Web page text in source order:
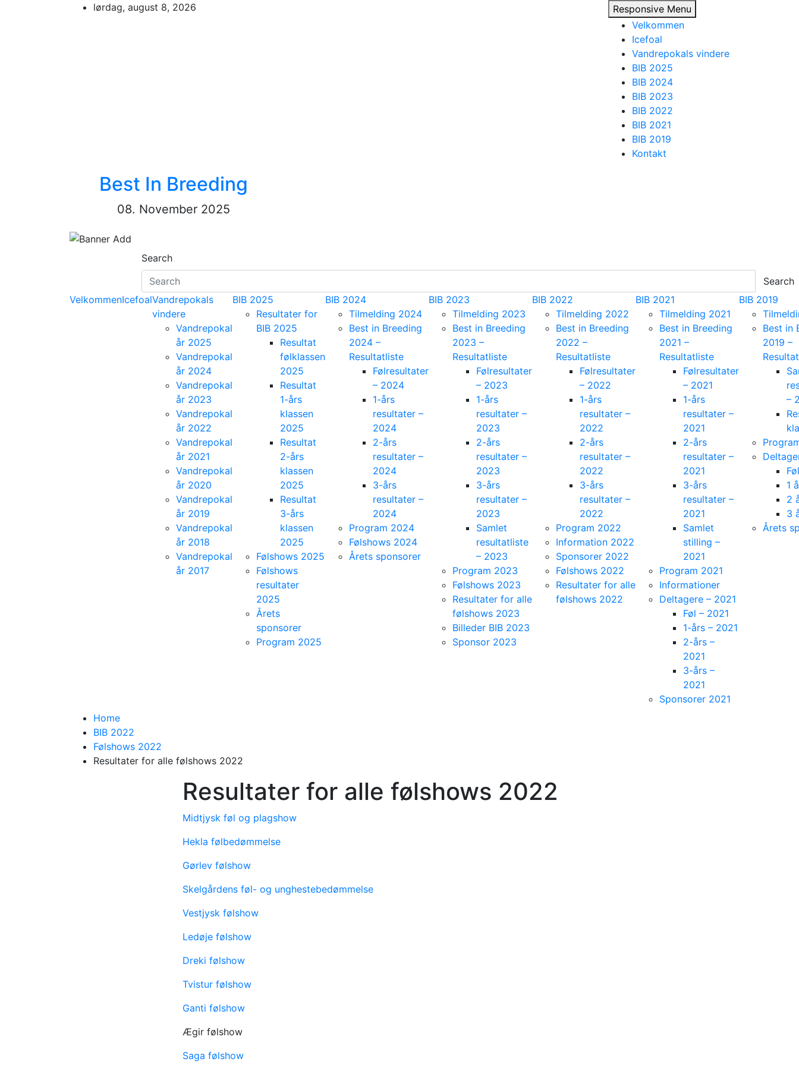
lørdag, august 8, 2026
Responsive Menu
Velkommen
Icefoal
Vandrepokals vindere
BIB 2025
BIB 2024
BIB 2023
BIB 2022
BIB 2021
BIB 2019
Kontakt
Best In Breeding
08. November 2025
Search
Search
VelkommenIcefoalVandrepokals
vindere
Vandrepokal
år 2025
Vandrepokal
år 2024
Vandrepokal
år 2023
Vandrepokal
år 2022
Vandrepokal
år 2021
Vandrepokal
år 2020
Vandrepokal
år 2019
Vandrepokal
år 2018
Vandrepokal
år 2017
BIB 2025
Resultater for
BIB 2025
Resultat
følklassen
2025
Resultat
1-års
klassen
2025
Resultat
2-års
klassen
2025
Resultat
3-års
klassen
2025
Følshows 2025
Følshows
resultater
2025
Årets
sponsorer
Program 2025
BIB 2024
Tilmelding 2024
Best in Breeding
2024 –
Resultatliste
Følresultater
– 2024
1-års
resultater –
2024
2-års
resultater –
2024
3-års
resultater –
2024
Program 2024
Følshows 2024
Årets sponsorer
BIB 2023
Tilmelding 2023
Best in Breeding
2023 –
Resultatliste
Følresultater
– 2023
1-års
resultater –
2023
2-års
resultater –
2023
3-års
resultater –
2023
Samlet
resultatliste
– 2023
Program 2023
Følshows 2023
Resultater for alle
følshows 2023
Billeder BIB 2023
Sponsor 2023
BIB 2022
Tilmelding 2022
Best in Breeding
2022 –
Resultatliste
Følresultater
– 2022
1-års
resultater –
2022
2-års
resultater –
2022
3-års
resultater –
2022
Program 2022
Information 2022
Sponsorer 2022
Følshows 2022
Resultater for alle
følshows 2022
BIB 2021
Tilmelding 2021
Best in Breeding
2021 –
Resultatliste
Følresultater
– 2021
1-års
resultater –
2021
2-års
resultater –
2021
3-års
resultater –
2021
Samlet
stilling –
2021
Program 2021
Informationer
Deltagere – 2021
Føl – 2021
1-års – 2021
2-års –
2021
3-års –
2021
Sponsorer 2021
BIB 2019
Best in
2019 –
–
Føl
1
2
3
Årets
Home
BIB 2022
Følshows 2022
Resultater for alle følshows 2022
Resultater for alle følshows 2022
Midtjysk føl og plagshow
Hekla følbedømmelse
Gørlev følshow
Skelgårdens føl- og unghestebedømmelse
Vestjysk følshow
Ledøje følshow
Dreki følshow
Tvistur følshow
Ganti følshow
Ægir følshow
Saga følshow